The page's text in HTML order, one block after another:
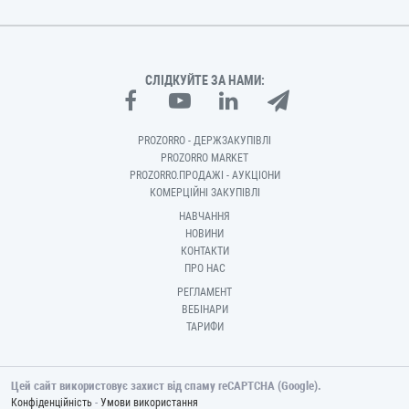
СЛІДКУЙТЕ ЗА НАМИ:
PROZORRO - ДЕРЖЗАКУПІВЛІ
PROZORRO MARKET
PROZORRO.ПРОДАЖІ - АУКЦІОНИ
КОМЕРЦІЙНІ ЗАКУПІВЛІ
НАВЧАННЯ
НОВИНИ
КОНТАКТИ
ПРО НАС
РЕГЛАМЕНТ
ВЕБІНАРИ
ТАРИФИ
Цей сайт використовує захист від спаму reCAPTCHA (Google).
Конфіденційність - Умови використання